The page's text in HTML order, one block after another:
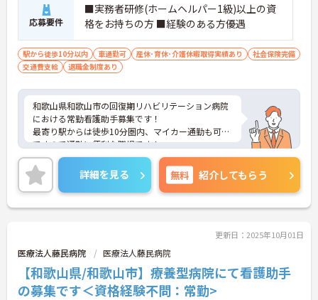
応募要件
■実務者研修(ホームヘルパー1級)以上の資
格をお持ちの方 ■経験のある方優遇
駅から徒歩10分以内 車通勤可 産休･育休･介護休暇取得実績あり
社会保険完備
交通費支給
退職金制度あり
和歌山県和歌山市の回復期リハビリテーション病院
における常勤看護助手募集です！
最寄り駅からは徒歩10分圏内、マイカー通勤も可能
ですので通勤に便利な職場です！
ご興味ある方には、面接のポイントなど、さらに詳
細をお話致しますのでお気軽にご相談ください。
詳細を見る 無料 紹介してもらう
更新日：2025年10月01日
医療法人藤民病院 医療法人藤民病院
【和歌山県/和歌山市】療養型病院にて看護助手
の募集です＜資格経験不問：常勤>